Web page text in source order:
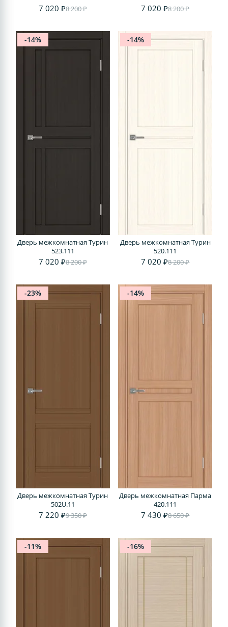
7 020 ₽8 200 ₽ 7 020 ₽8 200 ₽
-14%
Дверь межкомнатная Турин
523.111
7 020 ₽8 200 ₽
-14%
Дверь межкомнатная Турин
520.111
7 020 ₽8 200 ₽
-23%
Дверь межкомнатная Турин
502U.11
7 220 ₽9 350 ₽
-14%
Дверь межкомнатная Парма
420.111
7 430 ₽8 650 ₽
-11% -16%